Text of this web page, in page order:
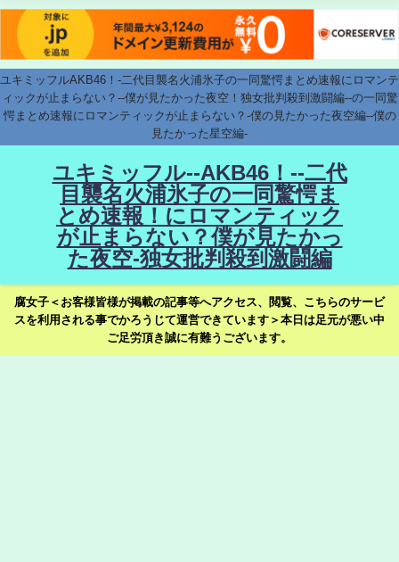
ユキミッフルAKB46！-二代目襲名火浦氷子の一同驚愕まとめ速報にロマンテ
ィックが止まらない？--僕が見たかった夜空！独女批判殺到激闘編--の一同驚
愕まとめ速報にロマンティックが止まらない？-僕の見たかった夜空編--僕の
見たかった星空編-
ユキミッフル--AKB46！--二代
目襲名火浦氷子の一同驚愕ま
とめ速報！にロマンティック
が止まらない？僕が見たかっ
た夜空-独女批判殺到激闘編
腐女子＜お客様皆様が掲載の記事等へアクセス、閲覧、こちらのサービ
スを利用される事でかろうじて運営できています＞本日は足元が悪い中
ご足労頂き誠に有難うございます。